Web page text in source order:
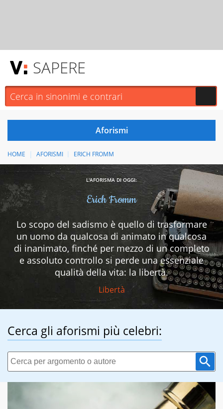
SAPERE
HOME AFORISMI ERICH FROMM
L'AFORISMA DI OGGI:
Erich Fromm
Lo scopo del sadismo è quello di trasformare
un uomo da qualcosa di animato in qualcosa
di inanimato, finché per mezzo di un completo
e assoluto controllo si perde una essenziale
qualità della vita: la libertà.
Libertà
Cerca gli aforismi più celebri: